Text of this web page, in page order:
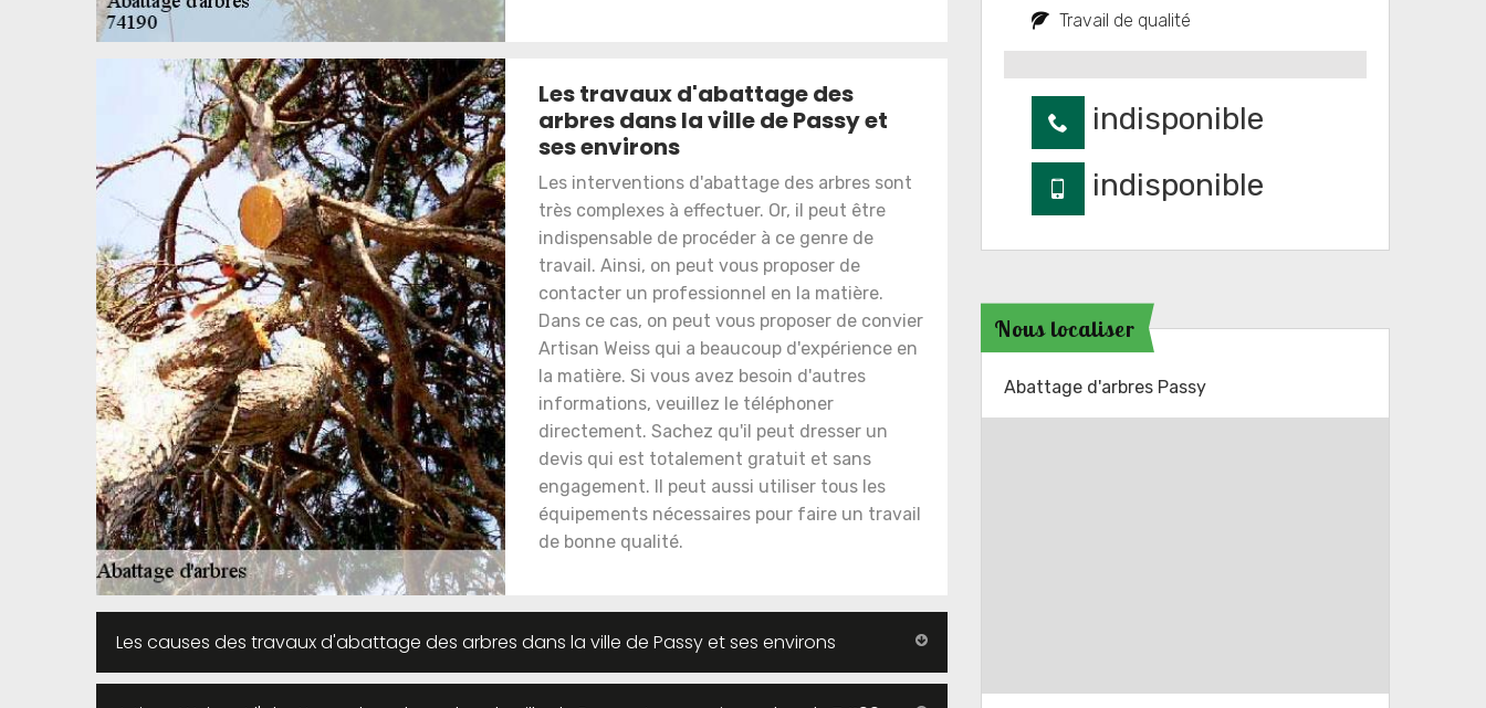
Les travaux d'abattage des
arbres dans la ville de Passy et
ses environs
Les interventions d'abattage des arbres sont
très complexes à effectuer. Or, il peut être
indispensable de procéder à ce genre de
travail. Ainsi, on peut vous proposer de
contacter un professionnel en la matière.
Dans ce cas, on peut vous proposer de convier
Artisan Weiss qui a beaucoup d'expérience en
la matière. Si vous avez besoin d'autres
informations, veuillez le téléphoner
directement. Sachez qu'il peut dresser un
devis qui est totalement gratuit et sans
engagement. Il peut aussi utiliser tous les
équipements nécessaires pour faire un travail
de bonne qualité.
Les causes des travaux d'abattage des arbres dans la ville de Passy et ses environs
Travail de qualité
indisponible
indisponible
Nous localiser
Abattage d'arbres Passy